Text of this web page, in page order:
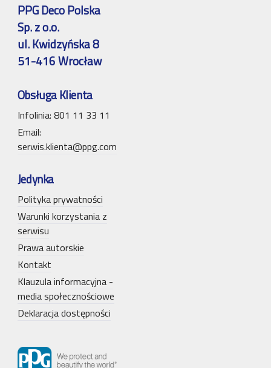
PPG Deco Polska
Sp. z o.o.
ul. Kwidzyńska 8
51-416 Wrocław
Obsługa Klienta
Infolinia: 801 11 33 11
Email:
serwis.klienta@ppg.com
Jedynka
Polityka prywatności
Warunki korzystania z
serwisu
Prawa autorskie
Kontakt
Klauzula informacyjna -
media społecznościowe
Deklaracja dostępności